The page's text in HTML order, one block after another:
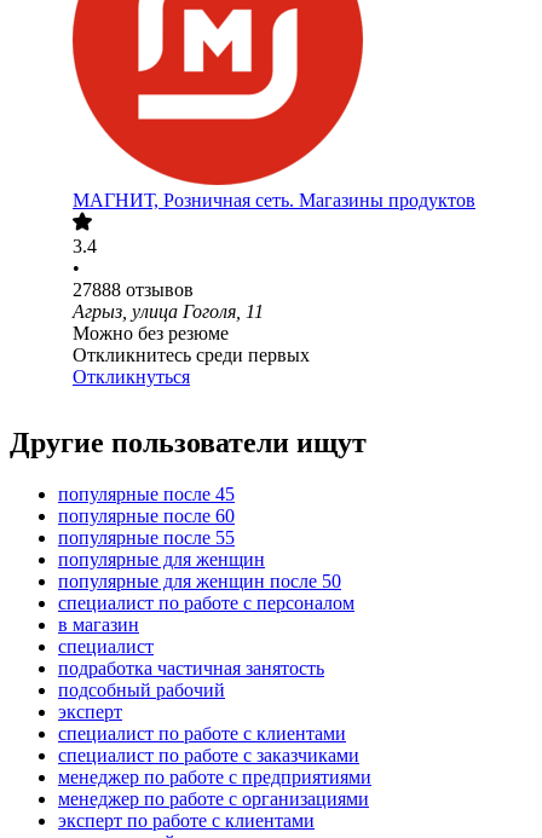
МАГНИТ, Розничная сеть. Магазины продуктов
3.4
•
27888 отзывов
Агрыз, улица Гоголя, 11
Можно без резюме
Откликнитесь среди первых
Откликнуться
Другие пользователи ищут
популярные после 45
популярные после 60
популярные после 55
популярные для женщин
популярные для женщин после 50
специалист по работе с персоналом
в магазин
специалист
подработка частичная занятость
подсобный рабочий
эксперт
специалист по работе с клиентами
специалист по работе с заказчиками
менеджер по работе с предприятиями
менеджер по работе с организациями
эксперт по работе с клиентами